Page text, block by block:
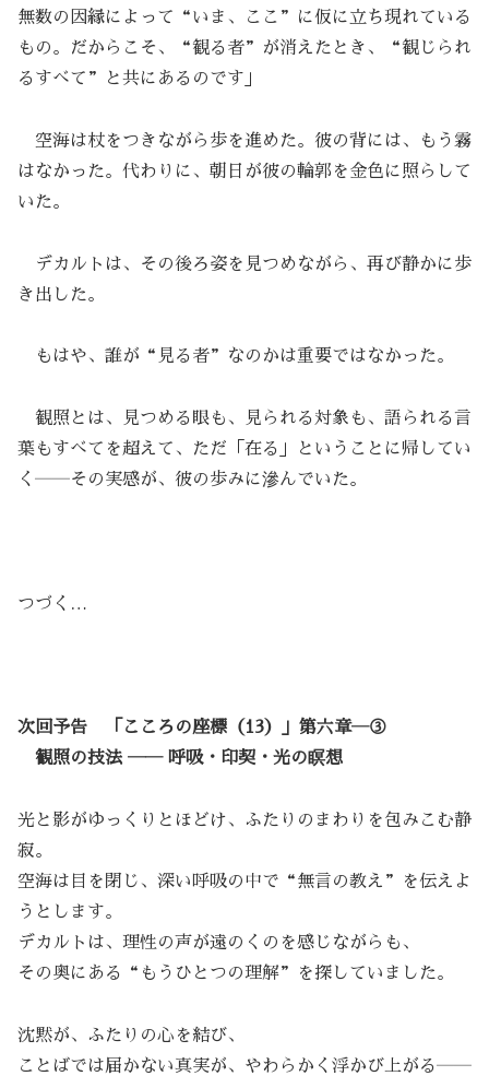
無数の因縁によって“いま、ここ”に仮に立ち現れている
もの。だからこそ、“観る者”が消えたとき、“観じられ
るすべて”と共にあるのです」
空海は杖をつきながら歩を進めた。彼の背には、もう霧
はなかった。代わりに、朝日が彼の輪郭を金色に照らして
いた。
デカルトは、その後ろ姿を見つめながら、再び静かに歩
き出した。
もはや、誰が“見る者”なのかは重要ではなかった。
観照とは、見つめる眼も、見られる対象も、語られる言
葉もすべてを超えて、ただ「在る」ということに帰してい
く――その実感が、彼の歩みに滲んでいた。
つづく…
次回予告 「こころの座標（13）」第六章―③
観照の技法 ―― 呼吸・印契・光の瞑想
光と影がゆっくりとほどけ、ふたりのまわりを包みこむ静
寂。
空海は目を閉じ、深い呼吸の中で“無言の教え”を伝えよ
うとします。
デカルトは、理性の声が遠のくのを感じながらも、
その奥にある“もうひとつの理解”を探していました。
沈黙が、ふたりの心を結び、
ことばでは届かない真実が、やわらかく浮かび上がる――